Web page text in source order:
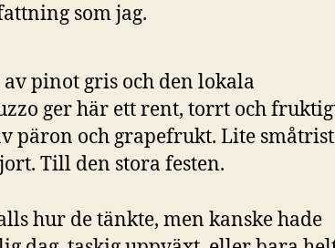
som jag.
pinot gris och den lokala
ger här ett rent, torrt och
päron och grapefrukt. Lite småtrist
Till den stora festen.
hur de tänkte, men kanske hade